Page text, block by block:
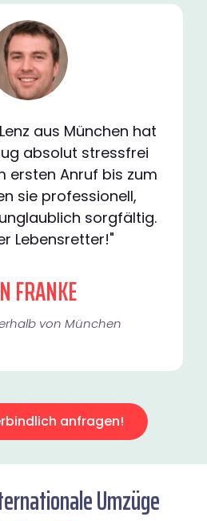
aus München hat
absolut stressfrei
ersten Anruf bis zum
sie professionell,
sorgfältig.
Lebensretter!"
FRANKE
von München​
anfragen!
Umzüge